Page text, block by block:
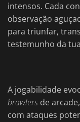
intensos. Cada
observação
para triunfar,
testemunho da
A jogabilidade
brawlers de
com ataques